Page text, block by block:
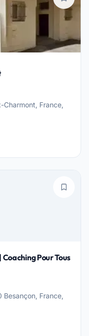
Charmont, France,
Pour Tous
Besançon, France,